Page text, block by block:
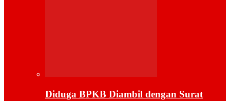
Diduga BPKB Diambil dengan Surat